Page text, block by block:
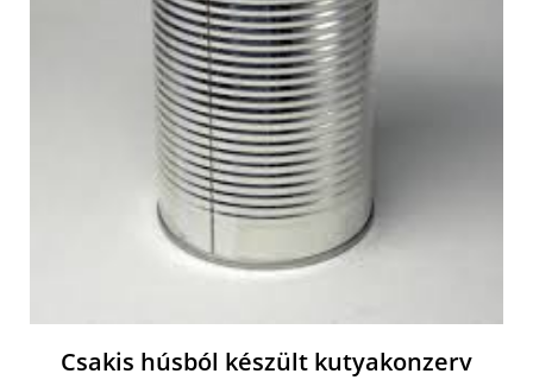
Csakis húsból készült kutyakonzerv